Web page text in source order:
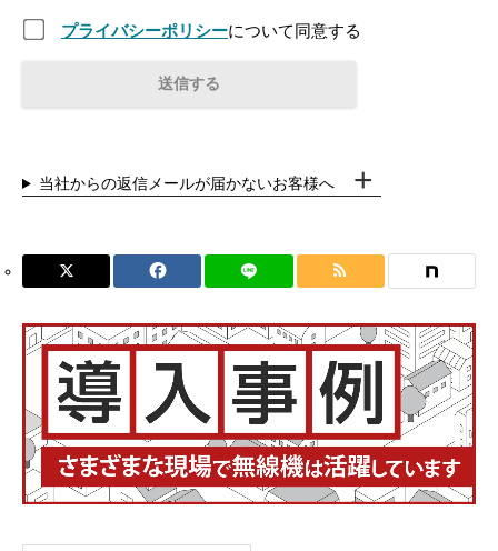
プライバシーポリシーについて同意する
当社からの返信メールが届かないお客様へ